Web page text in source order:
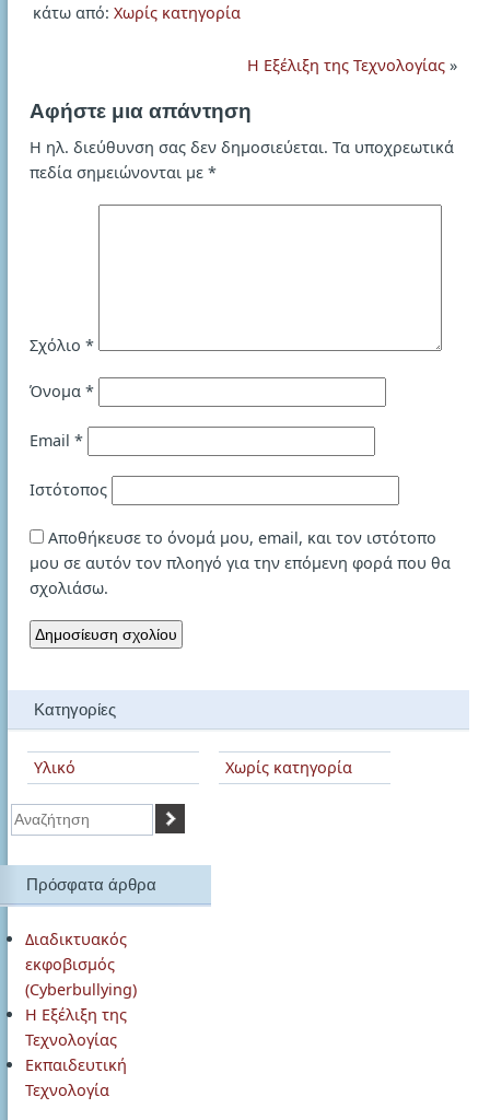
κάτω από: Χωρίς κατηγορία
Η Εξέλιξη της Τεχνολογίας»
Αφήστε μια απάντηση
Η ηλ. διεύθυνση σας δεν δημοσιεύεται. Τα υποχρεωτικά
πεδία σημειώνονται με *
Σχόλιο *
Όνομα *
Email *
Ιστότοπος
Αποθήκευσε το όνομά μου, email, και τον ιστότοπο
μου σε αυτόν τον πλοηγό για την επόμενη φορά που θα
σχολιάσω.
Κατηγορίες
Υλικό Χωρίς κατηγορία
Αναζήτηση
Πρόσφατα άρθρα
Διαδικτυακός
εκφοβισμός
(Cyberbullying)
Η Εξέλιξη της
Τεχνολογίας
Εκπαιδευτική
Τεχνολογία